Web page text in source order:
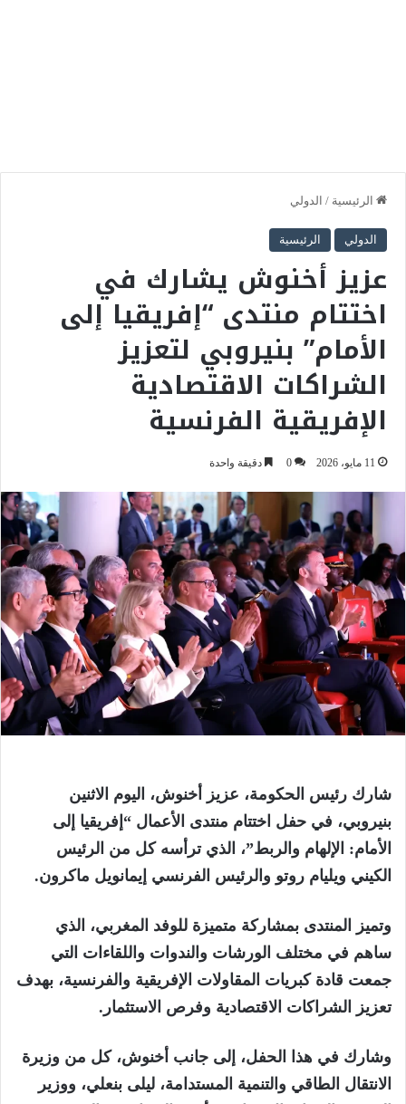
الرئيسية / الدولي
الدولي الرئيسية
عزيز أخنوش يشارك في
اختتام منتدى “إفريقيا إلى
الأمام” بنيروبي لتعزيز
الشراكات الاقتصادية
الإفريقية الفرنسية
11 مايو، 2026 0 دقيقة واحدة
شارك رئيس الحكومة، عزيز أخنوش، اليوم الاثنين
بنيروبي، في حفل اختتام منتدى الأعمال “إفريقيا إلى
الأمام: الإلهام والربط”، الذي ترأسه كل من الرئيس
الكيني ويليام روتو والرئيس الفرنسي إيمانويل ماكرون.
وتميز المنتدى بمشاركة متميزة للوفد المغربي، الذي
ساهم في مختلف الورشات والندوات واللقاءات التي
جمعت قادة كبريات المقاولات الإفريقية والفرنسية، بهدف
تعزيز الشراكات الاقتصادية وفرص الاستثمار.
وشارك في هذا الحفل، إلى جانب أخنوش، كل من وزيرة
الانتقال الطاقي والتنمية المستدامة، ليلى بنعلي، ووزير